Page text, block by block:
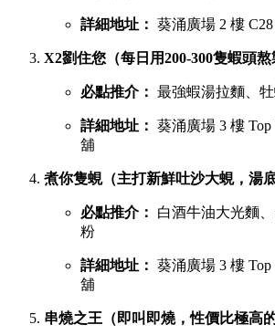
詳細地址： 葵涌廣場 2 樓
X2劉住您（每日用200-300隻蝦頭熬
必點推介： 最強蝦湯拉麵、
詳細地址： 葵涌廣場 3 樓 Top
舖
煮你隻蜆（主打新鮮吐沙大蜆，湯
必點推介：
白酒牛油大光麵
粉
詳細地址： 葵涌廣場 3 樓 Top
舖
串燒之王（即叫即燒，性價比極高